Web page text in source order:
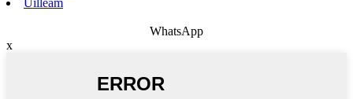
WhatsApp
x